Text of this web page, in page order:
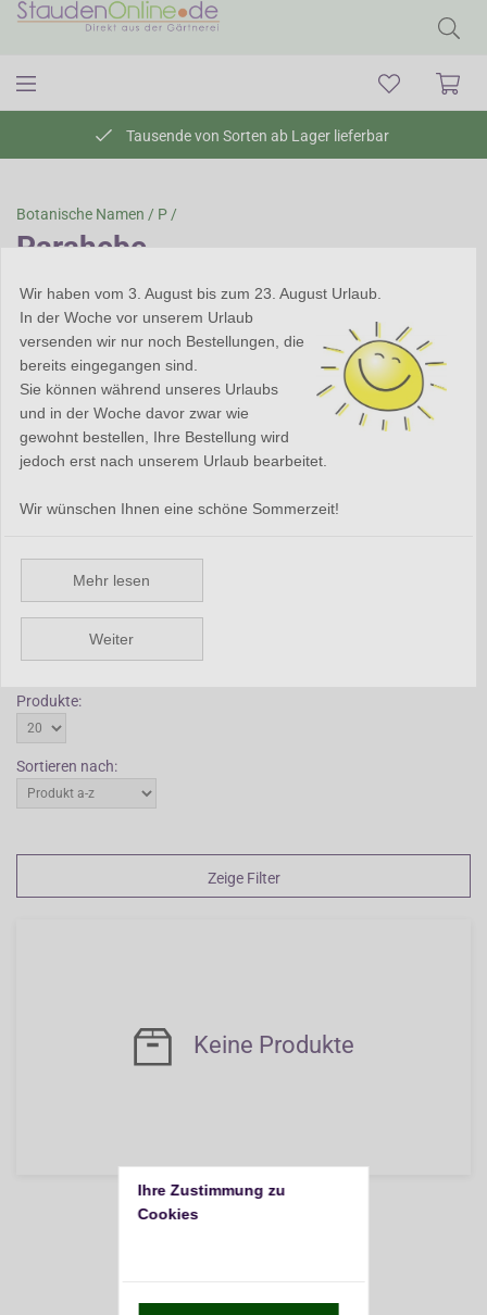
Tausende von Sorten ab Lager lieferbar
Botanische Namen / P /
Parahebe
Parahebe
Parahebe ist eine üppig
blühende Pflanze. Da
Parahebe nicht vollkommen
winterhart ist, können Sie die
Pflanze im Halbschatten auf
der Terrasse halten. Die Blüten
dunkelgrünen Blättern ab. Wenn Sie Parahebe in den Garten
etwas abschüssig ist, damit überschüssiges Wasser ablaufen kann.
Wiedergabe:
Produkte:
Sortieren nach:
Zeige Filter
Keine Produkte
Wir haben vom 3. August bis zum 23. August Urlaub.
In der Woche vor unserem Urlaub
versenden wir nur noch Bestellungen, die
bereits eingegangen sind.
Sie können während unseres Urlaubs
und in der Woche davor zwar wie
gewohnt bestellen, Ihre Bestellung wird
jedoch erst nach unserem Urlaub bearbeitet.
Wir wünschen Ihnen eine schöne Sommerzeit!
Mehr lesen
Weiter
Ihre Zustimmung zu
Cookies